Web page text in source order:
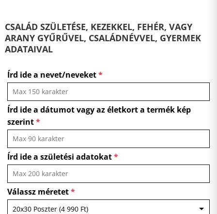
CSALÁD SZÜLETÉSE, KEZEKKEL, FEHÉR, VAGY
ARANY GYŰRŰVEL, CSALÁDNÉVVEL, GYERMEK
ADATAIVAL
Írd ide a nevet/neveket*
Írd ide a dátumot vagy az életkort a termék kép
szerint*
Írd ide a születési adatokat*
Válassz méretet*